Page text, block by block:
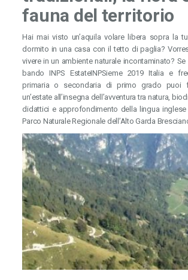
fauna del territorio
Hai mai visto un’aquila volare libera sopra la
dormito in una casa con il tetto di paglia?
vivere in un ambiente naturale incontaminato? Se
bando INPS EstateINPSieme 2019 Italia e
primaria o secondaria di primo grado puoi
un’estate all’insegna dell’avventura tra natura,
didattici e approfondimento della lingua inglese
Parco Naturale Regionale dell’Alto Garda